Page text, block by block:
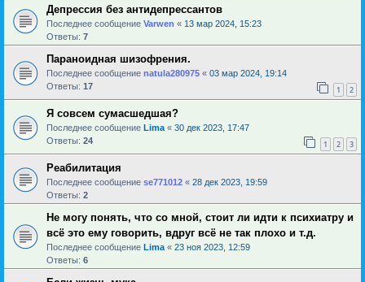
Депрессия без антидепрессантов
Последнее сообщение Varwen « 13 мар 2024, 15:23
Ответы: 7
Параноидная шизофрения.
Последнее сообщение natula280975 « 03 мар 2024, 19:14
Ответы: 17 1 2
Я совсем сумасшедшая?
Последнее сообщение Lima « 30 дек 2023, 17:47
Ответы: 24 1 2 3
Реабилитация
Последнее сообщение se771012 « 28 дек 2023, 19:59
Ответы: 2
Не могу понять, что со мной, стоит ли идти к психиатру и
всё это ему говорить, вдруг всё не так плохо и т.д.
Последнее сообщение Lima « 23 ноя 2023, 12:59
Ответы: 6